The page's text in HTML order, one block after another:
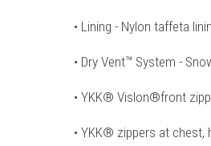
• Lining - Nylon taffeta
• Dry Vent™ System -
• YKK® Vislon®front
• YKK® zippers at chest,